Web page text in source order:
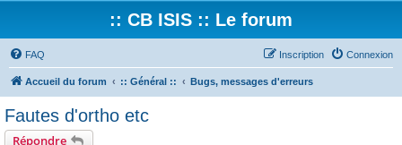
:: CB ISIS :: Le forum
FAQ Connexion
Inscription
Accueil du forum :: Général :: Bugs, messages d'erreurs
Fautes d'ortho etc
Répondre